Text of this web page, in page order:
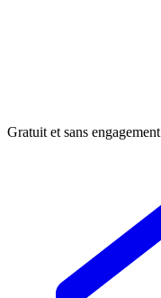
Gratuit et sans engagement